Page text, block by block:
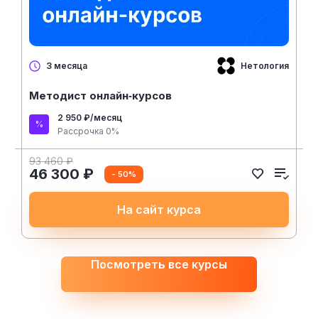
3 месяца Нетология
Методист онлайн‑курсов
2 950 ₽/месяц
Рассрочка 0%
93 460 ₽
46 300 ₽ - 50%
На сайт курса
Посмотреть все курсы